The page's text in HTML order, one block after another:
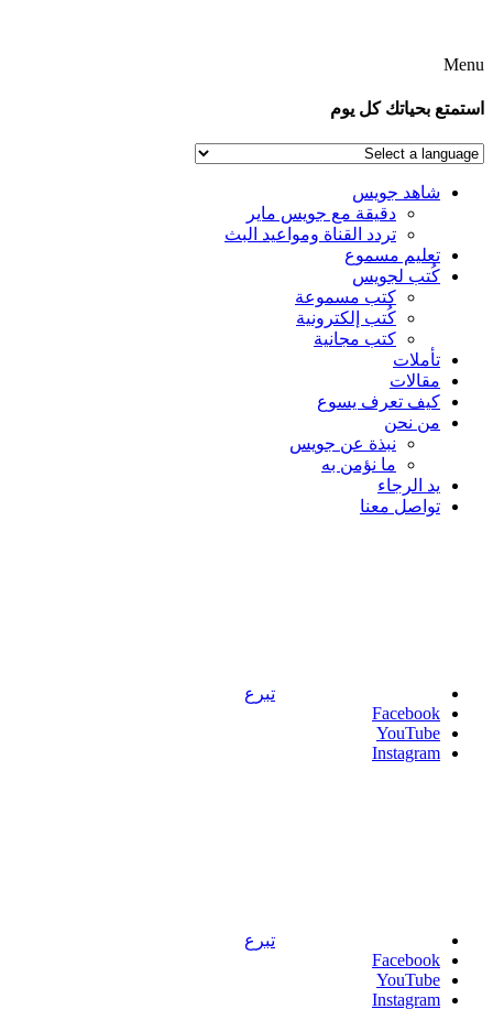
Menu
استمتع بحياتك كل يوم
شاهد جويس
دقيقة مع جويس ماير
تردد القناة ومواعيد البث
تعليم مسموع
كُتب لجويس
كتب مسموعة
كُتب إلكترونية
كتب مجانية
تأملات
مقالات
كيف تعرف يسوع
من نحن
نبذة عن جويس
ما نؤمن به
يد الرجاء
تواصل معنا
تبرع
Facebook
YouTube
Instagram
تبرع
Facebook
YouTube
Instagram